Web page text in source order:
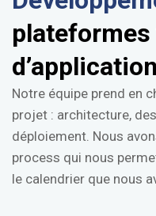
plateformes
Notre équipe prend en
projet : architecture,
déploiement. Nous
process qui nous
le calendrier que nous